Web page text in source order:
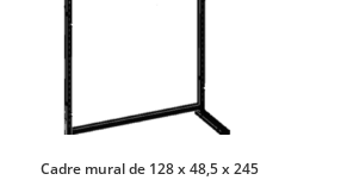
Cadre mural de 128 x 48,5 x 245